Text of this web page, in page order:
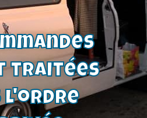
traitées
l'ordre